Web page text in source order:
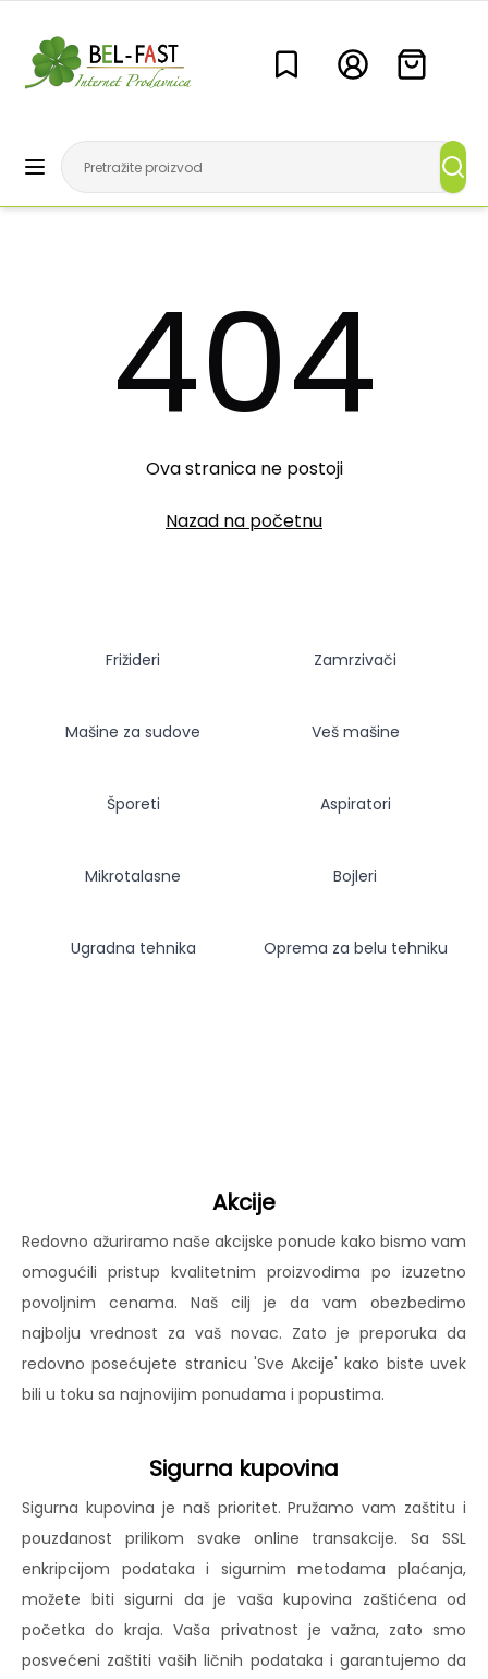
404
Ova stranica ne postoji
Nazad na početnu
Frižideri Zamrzivači
Mašine za sudove Veš mašine
Šporeti Aspiratori
Mikrotalasne Bojleri
Ugradna tehnika Oprema za belu tehniku
Akcije
Redovno ažuriramo naše akcijske ponude kako bismo vam
omogućili pristup kvalitetnim proizvodima po izuzetno
povoljnim cenama. Naš cilj je da vam obezbedimo
najbolju vrednost za vaš novac. Zato je preporuka da
redovno posećujete stranicu 'Sve Akcije' kako biste uvek
bili u toku sa najnovijim ponudama i popustima.
Sigurna kupovina
Sigurna kupovina je naš prioritet. Pružamo vam zaštitu i
pouzdanost prilikom svake online transakcije. Sa SSL
enkripcijom podataka i sigurnim metodama plaćanja,
možete biti sigurni da je vaša kupovina zaštićena od
početka do kraja. Vaša privatnost je važna, zato smo
posvećeni zaštiti vaših ličnih podataka i garantujemo da